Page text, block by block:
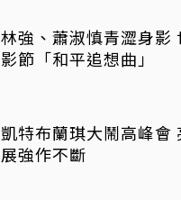
林強、蕭淑慎青澀身影
影節「和平追想曲」
凱特布蘭琪大鬧高峰會
展強作不斷